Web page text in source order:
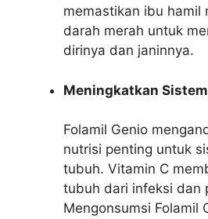
memastikan ibu hamil
darah merah untuk
dirinya dan janinnya.
Meningkatkan
Folamil Genio
nutrisi penting untuk
tubuh. Vitamin C
tubuh dari infeksi dan
Mengonsumsi Folamil